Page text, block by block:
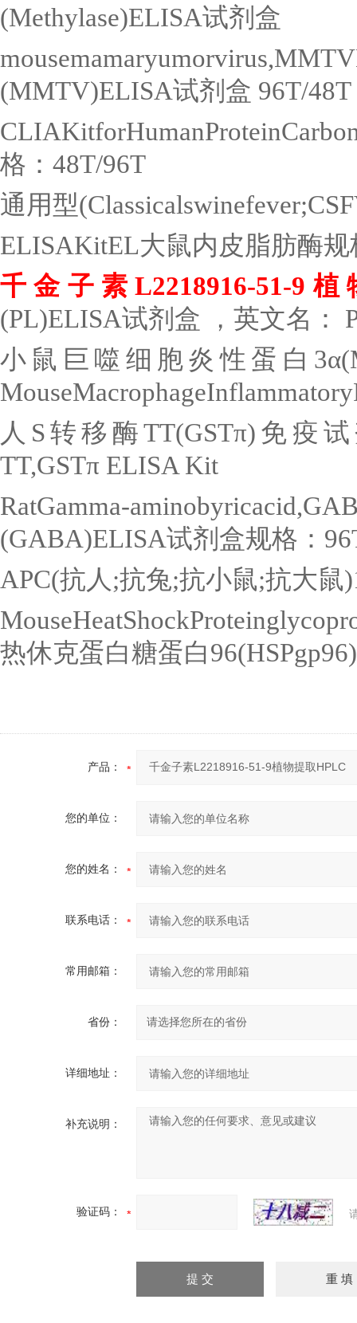
(Methylase)ELISA试剂盒
(MMTV)ELISA试剂盒 96T/48T
格： 48T/96T
通用型
ELISAKitEL大鼠内皮脂肪酶规
千金子素L2218916-51-9 植
(PL)ELISA试剂盒 ，英文名：
小鼠巨噬细胞炎性蛋白 3α
人 S转移酶TT(GSTπ) 免疫
TT,GSTπ ELISA Kit
RatGamma-
(GABA)ELISA试剂盒规格：
APC(抗人 ;抗兔;抗小鼠;抗大鼠
热休克蛋白糖蛋白
产品：
您的单位：
您的姓名：
联系电话：
常用邮箱：
省份：
详细地址：
补充说明：
验证码：